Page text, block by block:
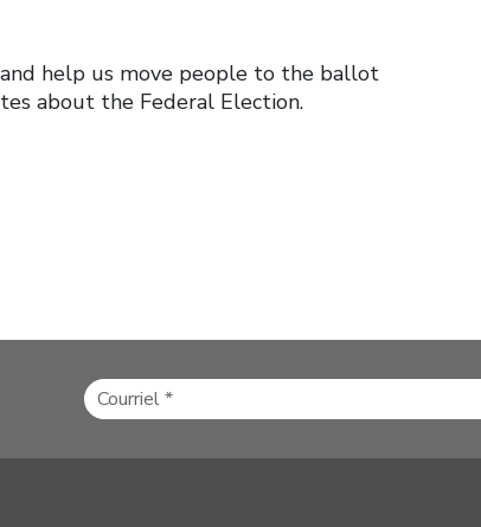
help us move people to the ballot
about the Federal Election.